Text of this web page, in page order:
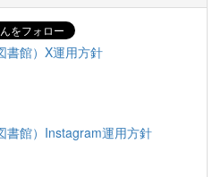
書館）X運用方針
書館）Instagram運用方針